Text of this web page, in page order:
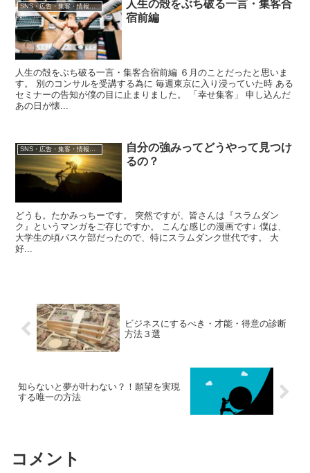
SNS・広告・集客・情報発信
人生の殻をぶち破る一言・集客合
宿前編
人生の殻をぶち破る一言・集客合宿前編 ６月のことだったと思いま
す。 別のコンサルを受講する為に 毎週東京に入り浸っていた時 ある
セミナーの告知が僕の目に止まりました。 「幸せ集客」 申し込んだ
あの日が懐...
SNS・広告・集客・情報発信
自分の強みってどうやって見つけ
るの？
どうも。たかみっちーです。 突然ですが、皆さんは『スラムダン
ク』というマンガをご存じですか。 こんな感じの漫画です↓ 僕は、
大学生の頃バスケ部だったので、特にスラムダンク世代です。 大
好...
ビジネスにするべき・才能・得意の診断
方法３選
知らないと夢が叶わない？！願望を実現
する唯一の方法
コメント